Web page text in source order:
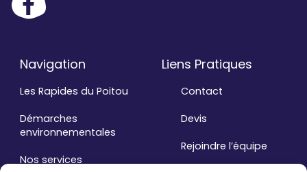
Navigation
Les Rapides du Poitou
Démarches
environnementales
Nos services
Liens Pratiques
Contact
Devis
Rejoindre l’équipe